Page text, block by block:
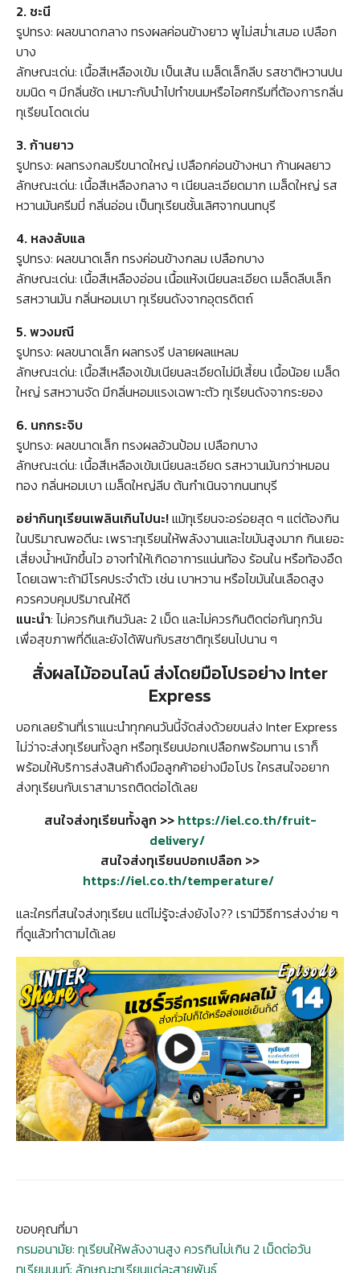
Search
for:
2. ชะนี
รูปทรง: ผลขนาดกลาง ทรงผลค่อนข้างยาว พูไม่สม่ำเสมอ เปลือก
บาง
ลักษณะเด่น: เนื้อสีเหลืองเข้ม เป็นเส้น เมล็ดเล็กลีบ รสชาติหวานปน
ขมนิด ๆ มีกลิ่นชัด เหมาะกับนำไปทำขนมหรือไอศกรีมที่ต้องการกลิ่น
ทุเรียนโดดเด่น
3. ก้านยาว
รูปทรง: ผลทรงกลมรีขนาดใหญ่ เปลือกค่อนข้างหนา ก้านผลยาว
ลักษณะเด่น: เนื้อสีเหลืองกลาง ๆ เนียนละเอียดมาก เมล็ดใหญ่ รส
หวานมันครีมมี่ กลิ่นอ่อน เป็นทุเรียนชั้นเลิศจากนนทบุรี
4. หลงลับแล
รูปทรง: ผลขนาดเล็ก ทรงค่อนข้างกลม เปลือกบาง
ลักษณะเด่น: เนื้อสีเหลืองอ่อน เนื้อแห้งเนียนละเอียด เมล็ดลีบเล็ก
รสหวานมัน กลิ่นหอมเบา ทุเรียนดังจากอุตรดิตถ์
5. พวงมณี
รูปทรง: ผลขนาดเล็ก ผลทรงรี ปลายผลแหลม
ลักษณะเด่น: เนื้อสีเหลืองเข้มเนียนละเอียดไม่มีเสี้ยน เนื้อน้อย เมล็ด
ใหญ่ รสหวานจัด มีกลิ่นหอมแรงเฉพาะตัว ทุเรียนดังจากระยอง
6. นกกระจิบ
รูปทรง: ผลขนาดเล็ก ทรงผลอ้วนป้อม เปลือกบาง
ลักษณะเด่น: เนื้อสีเหลืองเข้มเนียนละเอียด รสหวานมันกว่าหมอน
ทอง กลิ่นหอมเบา เมล็ดใหญ่ลีบ ต้นกำเนินจากนนทบุรี
อย่ากินทุเรียนเพลินเกินไปนะ!แม้ทุเรียนจะอร่อยสุด ๆ แต่ต้องกิน
ในปริมาณพอดีนะ เพราะทุเรียนให้พลังงานและไขมันสูงมาก กินเยอะ
เสี่ยงน้ำหนักขึ้นไว อาจทำให้เกิดอาการแน่นท้อง ร้อนใน หรือท้องอืด
โดยเฉพาะถ้ามีโรคประจำตัว เช่น เบาหวาน หรือไขมันในเลือดสูง
ควรควบคุมปริมาณให้ดี
แนะนำ: ไม่ควรกินเกินวันละ 2 เม็ด และไม่ควรกินติดต่อกันทุกวัน
เพื่อสุขภาพที่ดีและยังได้ฟินกับรสชาติทุเรียนไปนาน ๆ
สั่งผลไม้ออนไลน์ ส่งโดยมือโปรอย่าง Inter
Express
บอกเลยร้านที่เราแนะนำทุกคนวันนี้จัดส่งด้วยขนส่ง Inter Express
ไม่ว่าจะส่งทุเรียนทั้งลูก หรือทุเรียนปอกเปลือกพร้อมทาน เราก็
พร้อมให้บริการส่งสินค้าถึงมือลูกค้าอย่างมือโปร ใครสนใจอยาก
ส่งทุเรียนกับเราสามารถติดต่อได้เลย
สนใจส่งทุเรียนทั้งลูก >> https://iel.co.th/fruit-
delivery/
สนใจส่งทุเรียนปอกเปลือก >>
https://iel.co.th/temperature/
และใครที่สนใจส่งทุเรียน แต่ไม่รู้จะส่งยังไง?? เรามีวิธีการส่งง่าย ๆ
ที่ดูแล้วทำตามได้เลย
ขอบคุณที่มา
กรมอนามัย: ทุเรียนให้พลังงานสูง ควรกินไม่เกิน 2 เม็ดต่อวัน